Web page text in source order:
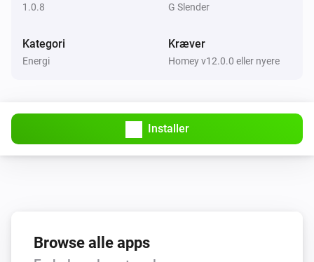
1.0.8 G Slender
Kategori
Energi
Kræver
Homey v12.0.0 eller nyere
Installer
Browse alle apps